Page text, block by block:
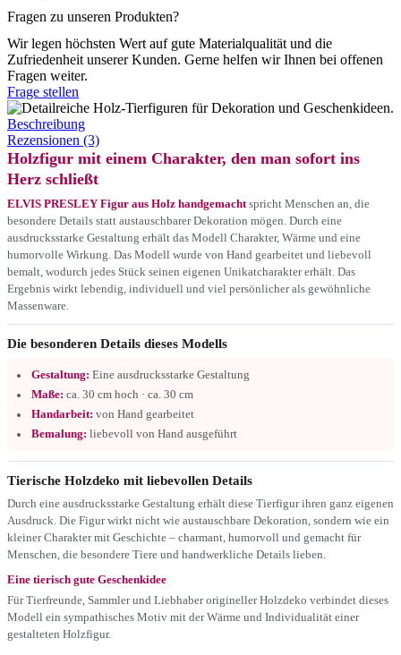
Fragen zu unseren Produkten?
Wir legen höchsten Wert auf gute Materialqualität und die
Zufriedenheit unserer Kunden. Gerne helfen wir Ihnen bei offenen
Fragen weiter.
Frage stellen
Beschreibung
Rezensionen (3)
Holzfigur mit einem Charakter, den man sofort ins
Herz schließt
ELVIS PRESLEY Figur aus Holz handgemacht spricht Menschen an, die
besondere Details statt austauschbarer Dekoration mögen. Durch eine
ausdrucksstarke Gestaltung erhält das Modell Charakter, Wärme und eine
humorvolle Wirkung. Das Modell wurde von Hand gearbeitet und liebevoll
bemalt, wodurch jedes Stück seinen eigenen Unikatcharakter erhält. Das
Ergebnis wirkt lebendig, individuell und viel persönlicher als gewöhnliche
Massenware.
Die besonderen Details dieses Modells
Gestaltung: Eine ausdrucksstarke Gestaltung
Maße: ca. 30 cm hoch · ca. 30 cm
Handarbeit: von Hand gearbeitet
Bemalung: liebevoll von Hand ausgeführt
Tierische Holzdeko mit liebevollen Details
Durch eine ausdrucksstarke Gestaltung erhält diese Tierfigur ihren ganz eigenen
Ausdruck. Die Figur wirkt nicht wie austauschbare Dekoration, sondern wie ein
kleiner Charakter mit Geschichte – charmant, humorvoll und gemacht für
Menschen, die besondere Tiere und handwerkliche Details lieben.
Eine tierisch gute Geschenkidee
Für Tierfreunde, Sammler und Liebhaber origineller Holzdeko verbindet dieses
Modell ein sympathisches Motiv mit der Wärme und Individualität einer
gestalteten Holzfigur.